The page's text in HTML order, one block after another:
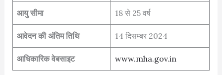
आयु सीमा 18 से 25 वर्ष
आवेदन की अंतिम तिथि 14 दिसम्बर 2024
आधिकारिक वेबसाइट www.mha.gov.in